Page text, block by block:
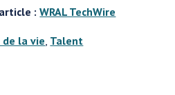
:WRAL TechWire
de la vie Talent